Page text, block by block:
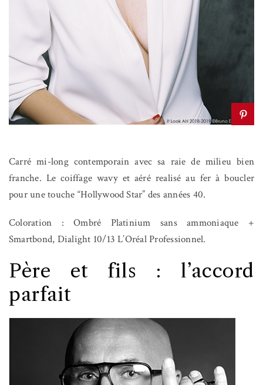
Carré mi-long contemporain avec sa raie de milieu bien
franche. Le coiffage wavy et aéré realisé au fer à boucler
pour une touche “Hollywood Star” des années 40.
Coloration : Ombré Platinium sans ammoniaque +
Smartbond, Dialight 10/13 L’Oréal Professionnel.
Père et fils : l’accord
parfait